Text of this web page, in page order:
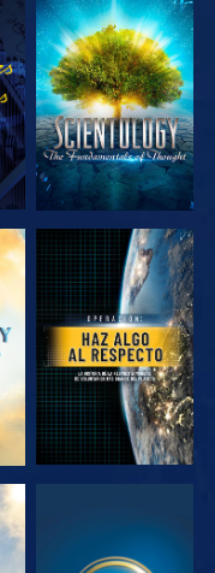
EXPLORA LAS
SERIES
VE
VE